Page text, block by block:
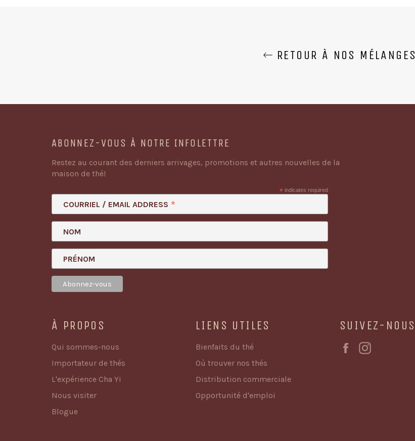
RETOUR À NOS MÉLANGES
ABONNEZ-VOUS À NOTRE INFOLETTRE
Restez au courant des derniers arrivages, promotions et autres nouvelles de la
maison de thé!
* indicates required
COURRIEL / EMAIL ADDRESS *
NOM
PRÉNOM
À PROPOS
Qui sommes-nous
Importateur de thés
L'expérience Cha Yi
Nous visiter
Blogue
LIENS UTILES
Bienfaits du thé
Où trouver nos thés
Distribution commerciale
Opportunité d'emploi
SUIVEZ-NOUS
Facebook